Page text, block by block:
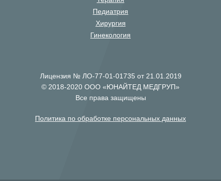
Педиатрия
Хирургия
Гинекология
Лицензия № ЛО-77-01-01735 от 21.01.2019
© 2018-2020 ООО «ЮНАЙТЕД МЕДГРУП»
Все права защищены
Политика по обработке персональных данных